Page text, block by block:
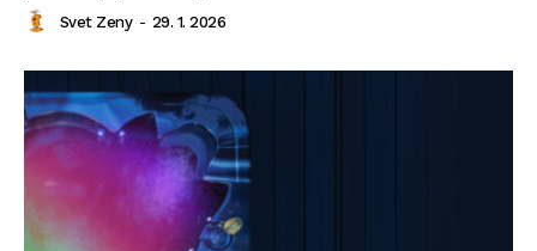
Svet Zeny - 29. 1. 2026